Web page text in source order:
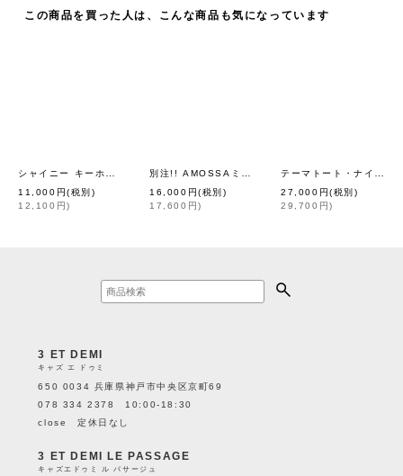
この商品を買った人は、こんな商品も気になっています
シャイニー キーホルダー (44634:BG) [eb.a.gos
11,000 円(税別)
12,100 円)
別注!! AMOSSAミラノリブ フレアスカート (BK:20)
16,000 円(税別)
17,600 円)
テーマトート・ナイロン (46539:KH)
27,000 円(税別)
29,700 円)
3 ET DEMI
キャズ エ ドゥミ
650 0034 兵庫県神戸市中央区京町69
078 334 2378 10:00-18:30
close 定休日なし
3 ET DEMI LE PASSAGE
キャズエドゥミ ル パサージュ